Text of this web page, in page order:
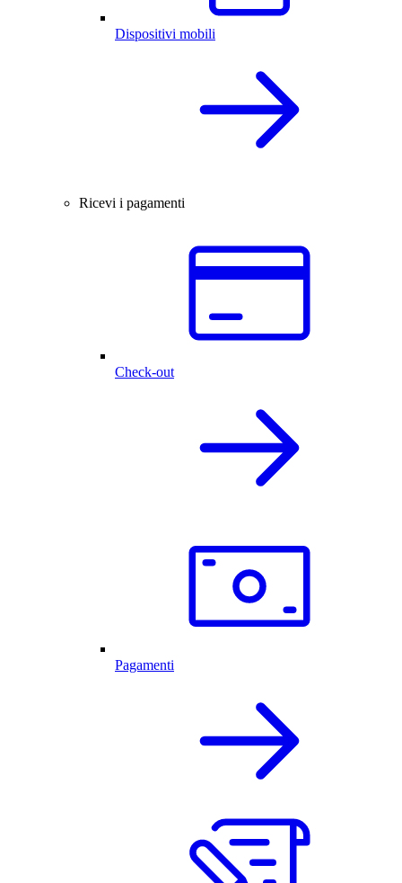
Dispositivi mobili
Ricevi i pagamenti
Check-out
Pagamenti